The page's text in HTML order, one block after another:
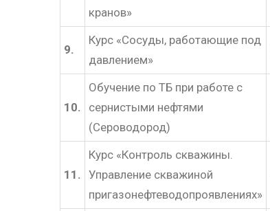
кранов»
9.
Курс «Сосуды, работающие под
давлением»
10.
Обучение по ТБ при работе с
сернистыми нефтями
(Сероводород)
11.
Курс «Контроль скважины.
Управление скважиной
пригазонефтеводопроявлениях»